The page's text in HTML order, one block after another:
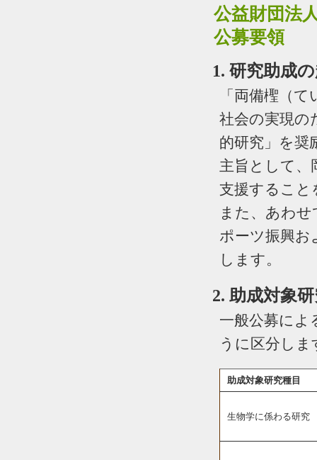
公益財団法
公募要領
1. 研究助成
「両備檉（
社会の実現の
的研究」を奨
主旨として、
支援すること
また、あわ
ポーツ振興お
します。
2. 助成対象
一般公募によ
うに区分しま
助成対象研究種目
生物学に係わる研究